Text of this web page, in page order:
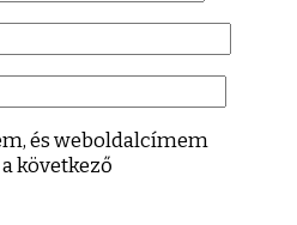
és weboldalcímem
következő